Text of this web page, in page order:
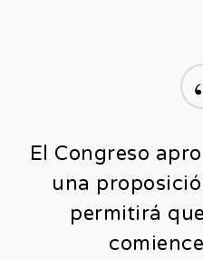
El Congreso
una
permitirá